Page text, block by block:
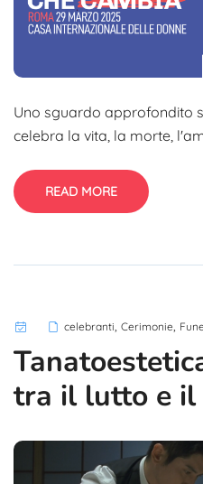
Uno sguardo approfondito
celebra la vita, la morte,
READ MORE
celebranti Cerimonie
tra il lutto e il